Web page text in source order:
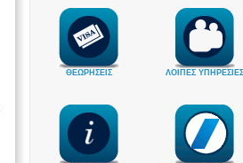
ΘΕΩΡΗΣΕΙΣ ΛΟΙΠΕΣ ΥΠΗΡΕΣΙΕΣ